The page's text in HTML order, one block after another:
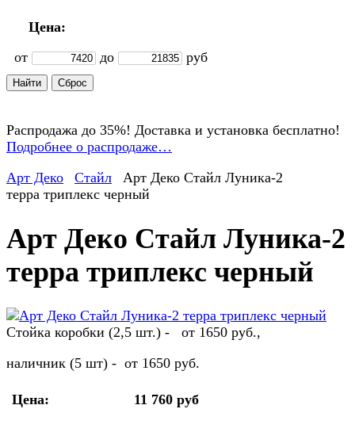
Цена:
от
до руб
Распродажа до 35%! Доставка и установка бесплатно!
Подробнее о распродаже…
Арт Деко
Стайл
Арт Деко Стайл Луника-2
терра триплекс черный
Арт Деко Стайл Луника-2
терра триплекс черный
Стойка коробки (2,5 шт.) - от 1650 руб.,
наличник (5 шт) - от 1650 руб.
Цена: 11 760 руб